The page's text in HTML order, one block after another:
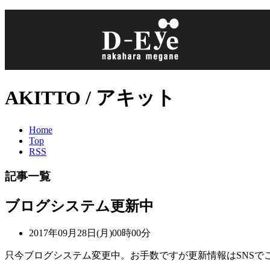
AKITTO / アキット
Home
Top
RSS
記事一覧
ブログシステム更新中
2017年09月28日(月)00時00分
只今ブログシステム変更中。お手数ですが更新情報はSNSで